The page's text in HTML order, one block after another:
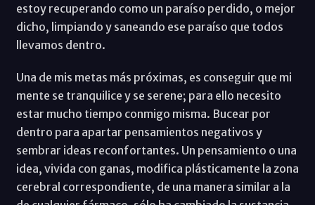
estoy recuperando como un paraíso perdido, o mejor
dicho, limpiando y saneando ese paraíso que todos
llevamos dentro.
Una de mis metas más próximas, es conseguir que mi
mente se tranquilice y se serene; para ello necesito
estar mucho tiempo conmigo misma. Bucear por
dentro para apartar pensamientos negativos y
sembrar ideas reconfortantes. Un pensamiento o una
idea, vivida con ganas, modifica plásticamente la zona
cerebral correspondiente, de una manera similar a la